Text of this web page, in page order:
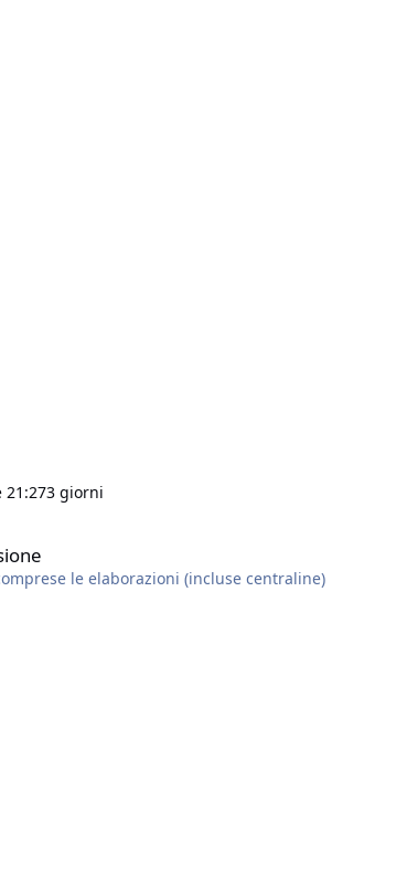
21:273 giorni
le elaborazioni (incluse centraline)